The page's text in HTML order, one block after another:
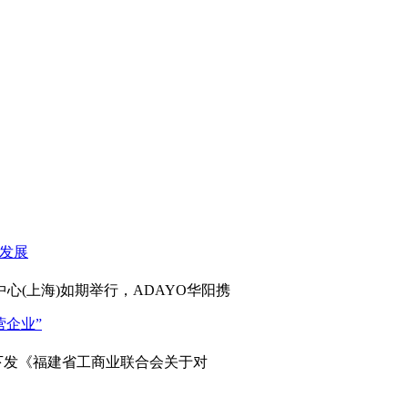
(上海)如期举行，ADAYO华阳携
《福建省工商业联合会关于对